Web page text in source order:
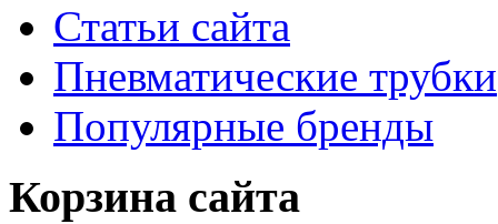
Статьи сайта
Пневматические трубки
Популярные бренды
Корзина сайта